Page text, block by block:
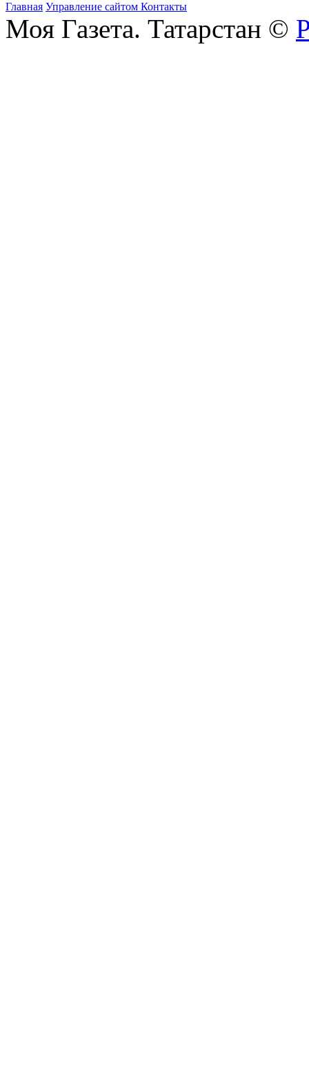
Главная Управление сайтом Контакты
Моя Газета. Татарстан ©